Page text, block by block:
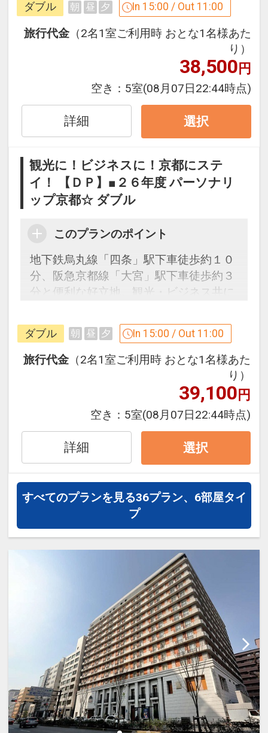
「食事なしプラン」と「朝食付プラン」
をご用意しています。
【食事条
の項目でご確認のうえ、予約にお進
み下さい。
設定期間：2026年4月1日～2026年9月
30日
インターネットコース番号：DP-1-
17510253
ダブル 朝 昼 夕 In 15:00 / Out 11:00
旅行代金 （2名1室ご利用時 おとな1名様あた
り）
38,500円
空き： 5室(08月07日22:44時点)
詳細 選択
観光に！ビジネスに！京都にステ
イ！ 【ＤＰ】■２６年度 パーソナリ
ップ京都☆ ダブル
このプランのポイント
地下鉄烏丸線「四条」駅下車徒歩約１０
分、阪急京都線「大宮」駅下車徒歩約３
分と便利な好立地。観光・ビジネス共に
「食事なしプラン」と「朝食付プラン」
をご用意しています。
【食事条
の項目でご確認のうえ、予約にお進
み下さい。
設定期間：2026年4月1日～2027年3月
31日
インターネットコース番号：DP-1-
17412956
ダブル 朝 昼 夕 In 15:00 / Out 11:00
旅行代金 （2名1室ご利用時 おとな1名様あた
り）
39,100円
空き： 5室(08月07日22:44時点)
詳細 選択
すべてのプランを見る36プラン、6部屋タイ
プ